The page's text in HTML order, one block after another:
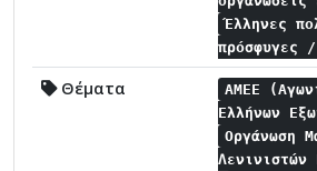
Έλληνες
πρόσφυγες
Θέματα
ΑΜΕΕ
Ελλήνων
Οργάνωση